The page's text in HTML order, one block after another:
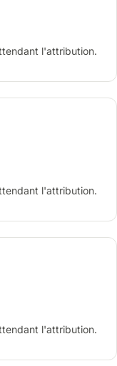
l'attribution.
l'attribution.
l'attribution.